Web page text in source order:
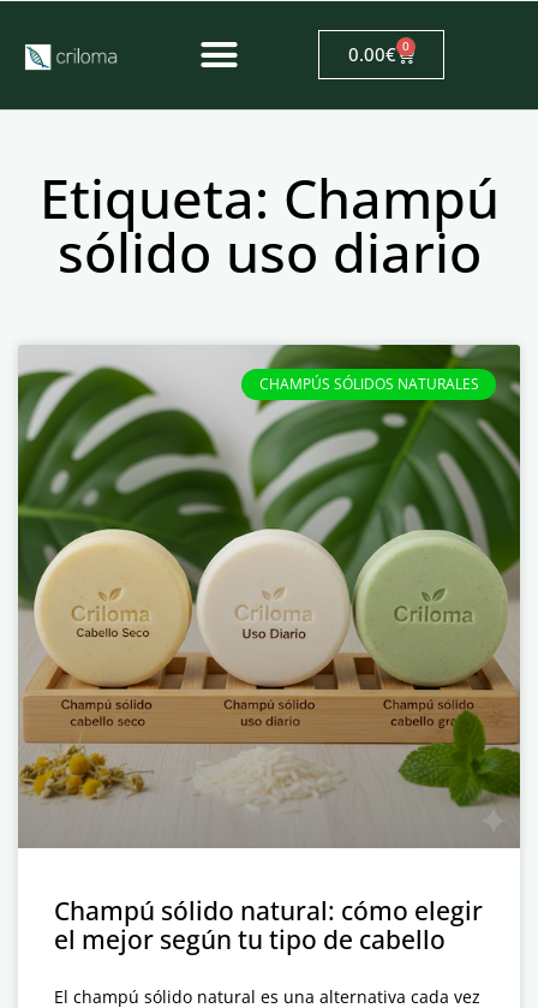
0.00€ 0
Etiqueta: Champú
sólido uso diario
CHAMPÚS SÓLIDOS NATURALES
Champú sólido natural: cómo elegir
el mejor según tu tipo de cabello
El champú sólido natural es una alternativa cada vez